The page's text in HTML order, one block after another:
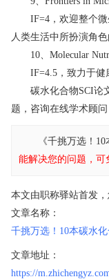
IF=4，欢迎整个微
人类生活中所扮演角
10、Molecular
IF=4.5，致力于健康
碳水化合物SCI论文
题，咨询在线学术顾问
《千挑万选！
能解决您的问题，可
本文由职称驿站首发
文章名称：
千挑万选！10本碳水化
文章地址：
https://